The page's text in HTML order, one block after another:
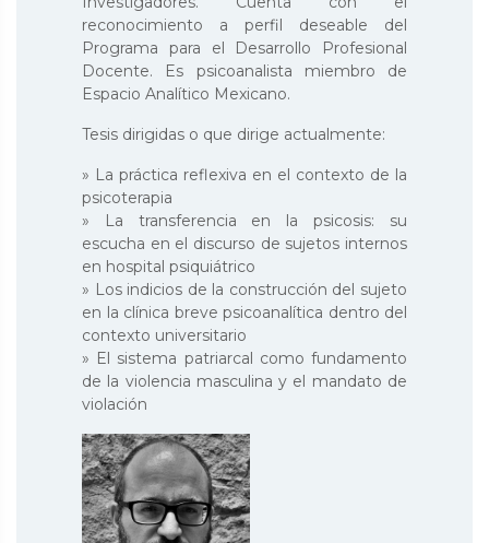
reconocimiento a perfil deseable del
Programa para el Desarrollo Profesional
Docente. Es psicoanalista miembro de
Espacio Analítico Mexicano.
Tesis dirigidas o que dirige actualmente:
» La práctica reflexiva en el contexto de la
psicoterapia
» La transferencia en la psicosis: su
escucha en el discurso de sujetos internos
en hospital psiquiátrico
» Los indicios de la construcción del sujeto
en la clínica breve psicoanalítica dentro del
contexto universitario
» El sistema patriarcal como fundamento
de la violencia masculina y el mandato de
violación